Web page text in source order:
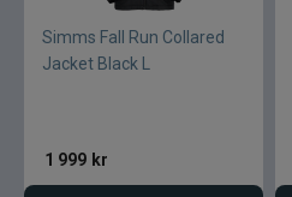
Simms Fall Run Collared
Jacket Black L
1 999 kr